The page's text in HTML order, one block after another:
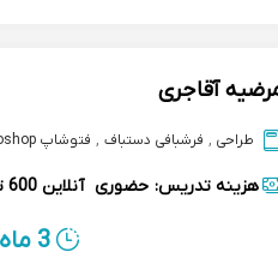
آقاجری
طراحی , فرشبافی دستباف , فتوشاپ photoshop
هزینه تدریس: حضوری آنلاین 600 تا 700 هزارتومان
3 ماه